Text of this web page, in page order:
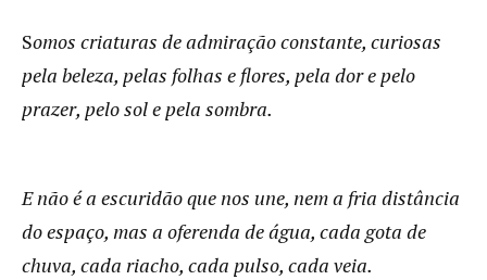
Somos criaturas de admiração constante, curiosas
pela beleza, pelas folhas e flores, pela dor e pelo
prazer, pelo sol e pela sombra.
E não é a escuridão que nos une, nem a fria distância
do espaço, mas a oferenda de água, cada gota de
chuva, cada riacho, cada pulso, cada veia.